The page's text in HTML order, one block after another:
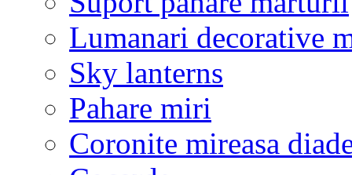
Lumanari decorative
Sky lanterns
Pahare miri
Coronite mireasa